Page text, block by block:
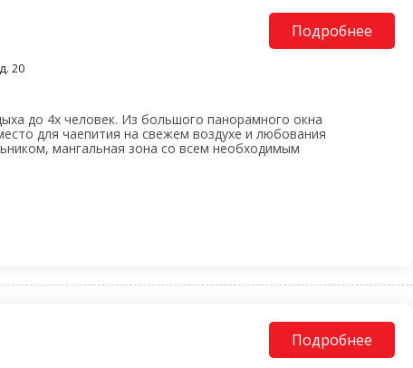
20
до 4х человек. Из большого панорамного окна
для чаепития на свежем воздухе и любования
мангальная зона со всем необходимым
Подробнее
Подробнее